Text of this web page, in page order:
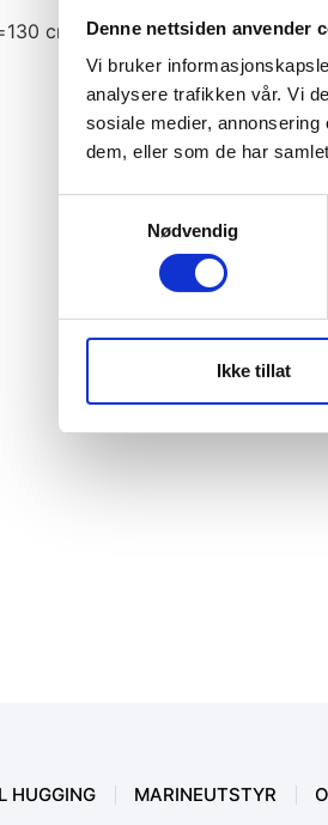
Denne nettsiden anvender
Vi bruker
analysere trafikken vår. Vi
sosiale medier,
dem, eller som de har
Nødvendig
Ikke tillat
cm
HUGGING MARINEUTSTYR